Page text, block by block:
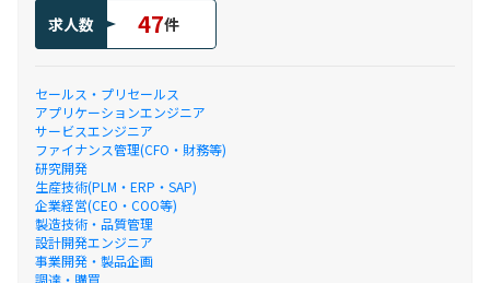
求人数 47件
セールス・プリセールス
アプリケーションエンジニア
サービスエンジニア
ファイナンス管理(CFO・財務等)
研究開発
生産技術(PLM・ERP・SAP)
企業経営(CEO・COO等)
製造技術・品質管理
設計開発エンジニア
事業開発・製品企画
調達・購買